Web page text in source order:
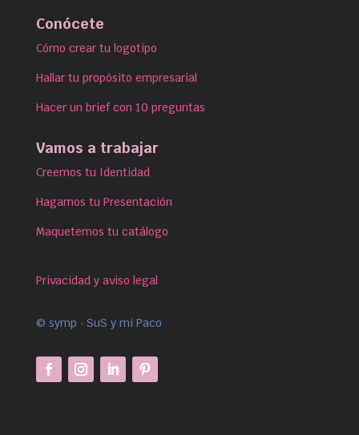
Conócete
Cómo crear tu logotipo
Hallar tu propósito empresarial
Hacer un brief con 10 preguntas
Vamos a trabajar
Creemos tu Identidad
Hagamos tu Presentación
Maquetemos tu catálogo
Privacidad y aviso legal
© symp · SuS y mi Paco